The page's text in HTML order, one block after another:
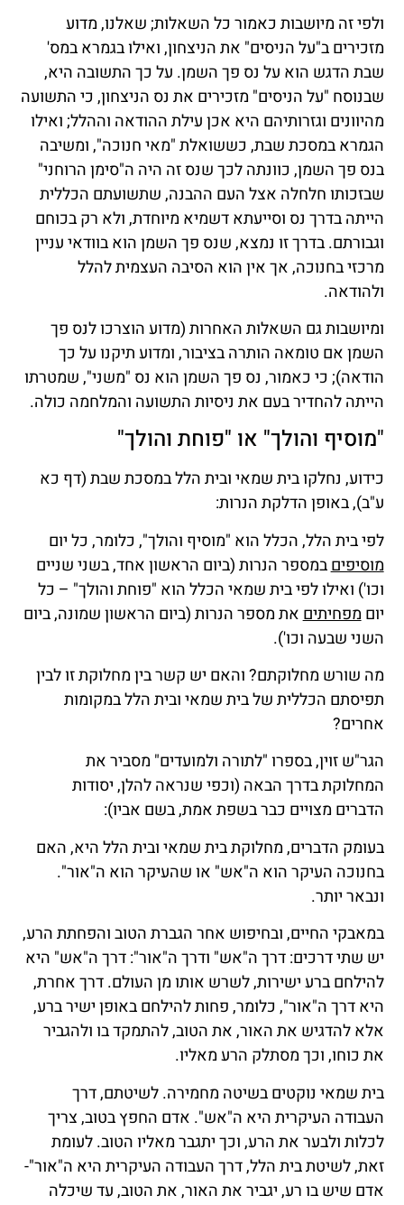
ולפי זה מיושבות כאמור כל השאלות; שאלנו, מדוע
מזכירים ב"על הניסים" את הניצחון, ואילו בגמרא במס'
שבת הדגש הוא על נס פך השמן. על כך התשובה היא,
שבנוסח "על הניסים" מזכירים את נס הניצחון, כי התשועה
מהיוונים וגזרותיהם היא אכן עילת ההודאה וההלל; ואילו
הגמרא במסכת שבת, כששואלת "מאי חנוכה", ומשיבה
בנס פך השמן, כוונתה לכך שנס זה היה ה"סימן הרוחני"
שבזכותו חלחלה אצל העם ההבנה, שתשועתם הכללית
הייתה בדרך נס וסייעתא דשמיא מיוחדת, ולא רק בכוחם
וגבורתם. בדרך זו נמצא, שנס פך השמן הוא בוודאי עניין
מרכזי בחנוכה, אך אין הוא הסיבה העצמית להלל
ולהודאה.
ומיושבות גם השאלות האחרות (מדוע הוצרכו לנס פך
השמן אם טומאה הותרה בציבור, ומדוע תיקנו על כך
הודאה); כי כאמור, נס פך השמן הוא נס "משני", שמטרתו
הייתה להחדיר בעם את ניסיות התשועה והמלחמה כולה.
"מוסיף והולך" או "פוחת והולך"
כידוע, נחלקו בית שמאי ובית הלל במסכת שבת (דף כא
ע"ב), באופן הדלקת הנרות:
לפי בית הלל, הכלל הוא "מוסיף והולך", כלומר, כל יום
מוסיפיםבמספר הנרות (ביום הראשון אחד, בשני שניים
וכו') ואילו לפי בית שמאי הכלל הוא "פוחת והולך" – כל
יוםמפחיתיםאת מספר הנרות (ביום הראשון שמונה, ביום
השני שבעה וכו').
מה שורש מחלוקתם? והאם יש קשר בין מחלוקת זו לבין
תפיסתם הכללית של בית שמאי ובית הלל במקומות
אחרים?
הגר"ש זוין, בספרו "לתורה ולמועדים" מסביר את
המחלוקת בדרך הבאה (וכפי שנראה להלן, יסודות
הדברים מצויים כבר בשפת אמת, בשם אביו):
בעומק הדברים, מחלוקת בית שמאי ובית הלל היא, האם
בחנוכה העיקר הוא ה"אש" או שהעיקר הוא ה"אור".
ונבאר יותר.
במאבקי החיים, ובחיפוש אחר הגברת הטוב והפחתת הרע,
יש שתי דרכים: דרך ה"אש" ודרך ה"אור": דרך ה"אש" היא
להילחם ברע ישירות, לשרש אותו מן העולם. דרך אחרת,
היא דרך ה"אור", כלומר, פחות להילחם באופן ישיר ברע,
אלא להדגיש את האור, את הטוב, להתמקד בו ולהגביר
את כוחו, וכך מסתלק הרע מאליו.
בית שמאי נוקטים בשיטה מחמירה. לשיטתם, דרך
העבודה העיקרית היא ה"אש". אדם החפץ בטוב, צריך
לכלות ולבער את הרע, וכך יתגבר מאליו הטוב. לעומת
זאת, לשיטת בית הלל, דרך העבודה העיקרית היא ה"אור"-
אדם שיש בו רע, יגביר את האור, את הטוב, עד שיכלה